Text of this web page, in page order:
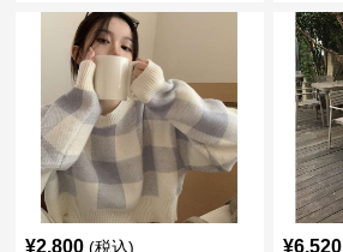
¥2,800 (税込) ¥6,520